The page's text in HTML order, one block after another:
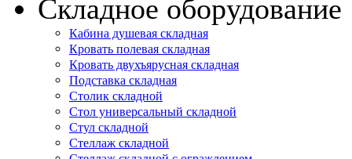
Складное оборудование
Кабина душевая складная
Кровать полевая складная
Кровать двухъярусная складная
Подставка складная
Столик складной
Стол универсальный складной
Стул складной
Стеллаж складной